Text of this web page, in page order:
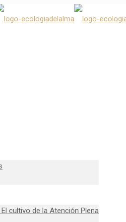
cultivo de la Atención Plena